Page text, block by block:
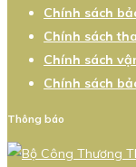
Chính sách
Chính sách
Chính sách
Chính sách
Thông báo